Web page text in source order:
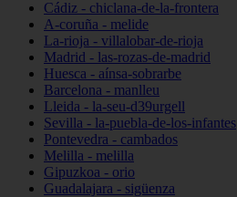
Cádiz - chiclana-de-la-frontera
A-coruña - melide
La-rioja - villalobar-de-rioja
Madrid - las-rozas-de-madrid
Huesca - aínsa-sobrarbe
Barcelona - manlleu
Lleida - la-seu-d39urgell
Sevilla - la-puebla-de-los-infantes
Pontevedra - cambados
Melilla - melilla
Gipuzkoa - orio
Guadalajara - sigüenza